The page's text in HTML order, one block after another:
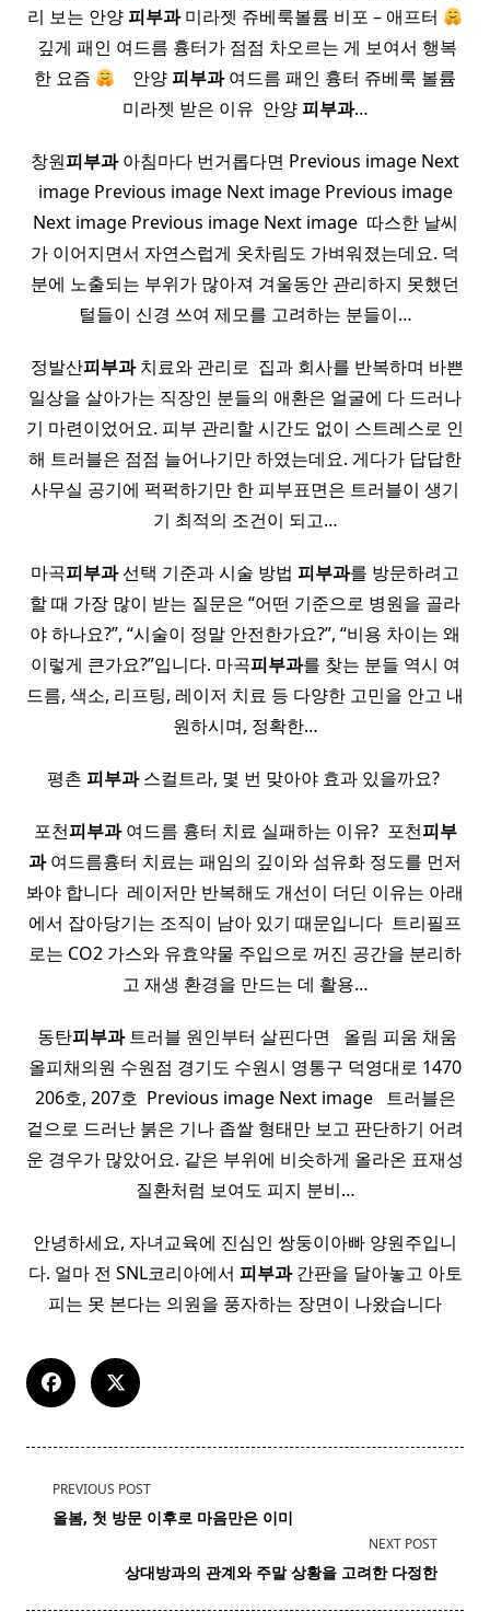
리 보는 안양피부과미라젯 쥬베룩볼륨 비포 – 애프터
​ 깊게 패인 여드름 흉터가 점점 차오르는 게 보여서 행복
한 요즘
​ ​ ​ 안양피부과여드름 패인 흉터 쥬베룩 볼륨
미라젯 받은 이유 ​ 안양피부과…
창원피부과아침마다 번거롭다면 Previous image Next
image Previous image Next image Previous image
Next image Previous image Next image ​ 따스한 날씨
가 이어지면서 자연스럽게 옷차림도 가벼워졌는데요. 덕
분에 노출되는 부위가 많아져 겨울동안 관리하지 못했던
털들이 신경 쓰여 제모를 고려하는 분들이…
​ 정발산피부과치료와 관리로 ​ 집과 회사를 반복하며 바쁜
일상을 살아가는 직장인 분들의 애환은 얼굴에 다 드러나
기 마련이었어요. 피부 관리할 시간도 없이 스트레스로 인
해 트러블은 점점 늘어나기만 하였는데요. 게다가 답답한
사무실 공기에 퍽퍽하기만 한 피부표면은 트러블이 생기
기 최적의 조건이 되고…
마곡피부과선택 기준과 시술 방법 피부과를 방문하려고
할 때 가장 많이 받는 질문은 “어떤 기준으로 병원을 골라
야 하나요?”, “시술이 정말 안전한가요?”, “비용 차이는 왜
이렇게 큰가요?”입니다. 마곡피부과를 찾는 분들 역시 여
드름, 색소, 리프팅, 레이저 치료 등 다양한 고민을 안고 내
원하시며, 정확한…
평촌 피부과스컬트라, 몇 번 맞아야 효과 있을까요? ​
포천피부과여드름 흉터 치료 실패하는 이유? ​ 포천피부
과여드름흉터 치료는 패임의 깊이와 섬유화 정도를 먼저
봐야 합니다 ​ 레이저만 반복해도 개선이 더딘 이유는 아래
에서 잡아당기는 조직이 남아 있기 때문입니다 ​ 트리필프
로는 CO2 가스와 유효약물 주입으로 꺼진 공간을 분리하
고 재생 환경을 만드는 데 활용…
​ 동탄피부과트러블 원인부터 살핀다면 ​ ​ 올림 피움 채움
올피채의원 수원점 경기도 수원시 영통구 덕영대로 1470
206호, 207호 ​ Previous image Next image ​ ​ 트러블은
겉으로 드러난 붉은 기나 좁쌀 형태만 보고 판단하기 어려
운 경우가 많았어요. 같은 부위에 비슷하게 올라온 표재성
질환처럼 보여도 피지 분비…
안녕하세요, 자녀교육에 진심인 쌍둥이아빠 양원주입니
다. 얼마 전 SNL코리아에서 피부과간판을 달아놓고 아토
피는 못 본다는 의원을 풍자하는 장면이 나왔습니다
<span
class="nav-
text">Page</span>
PREVIOUS POST
올봄, 첫 방문 이후로 마음만은 이미
NEXT POST
상대방과의 관계와 주말 상황을 고려한 다정한